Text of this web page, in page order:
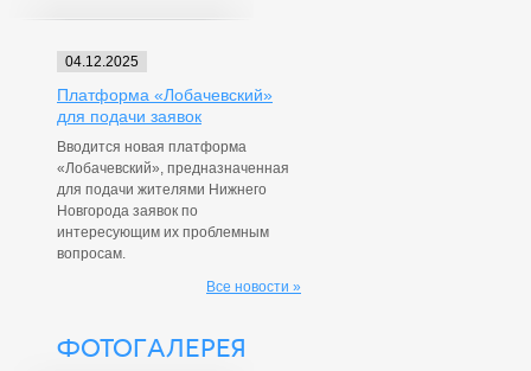
04.12.2025
Платформа «Лобачевский»
для подачи заявок
Вводится новая платформа
«Лобачевский», предназначенная
для подачи жителями Нижнего
Новгорода заявок по
интересующим их проблемным
вопросам.
Все новости »
ФОТОГАЛЕРЕЯ